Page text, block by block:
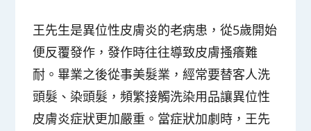
王先生是異位性皮膚炎的老病患，從5歲開始
便反覆發作，發作時往往導致皮膚搔癢難
耐。畢業之後從事美髮業，經常要替客人洗
頭髮、染頭髮，頻繁接觸洗染用品讓異位性
皮膚炎症狀更加嚴重。當症狀加劇時，王先